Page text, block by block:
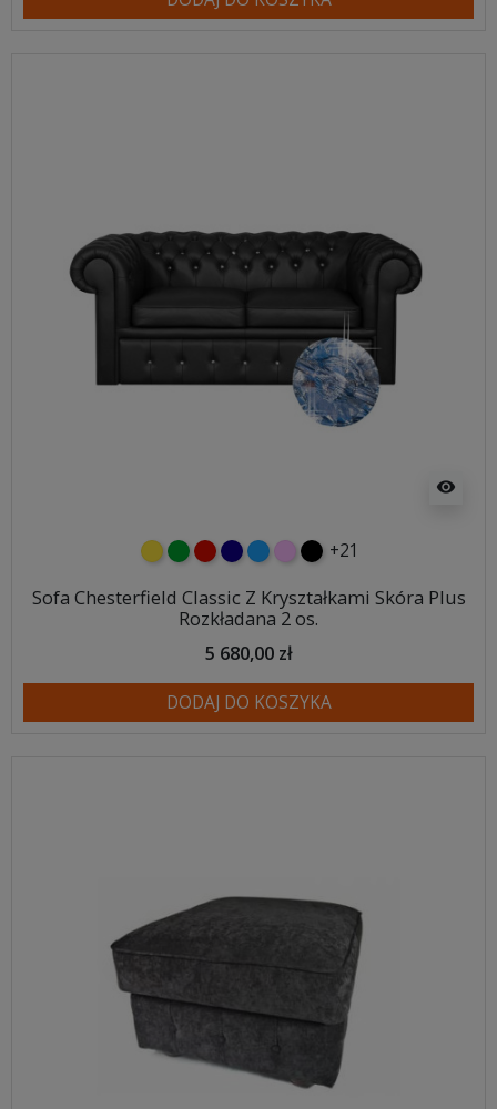
visibility
żółtyzielonyczerwony
granatowy
niebieski
różowy
czarny
+21
Sofa Chesterfield Classic Z Kryształkami Skóra Plus
Rozkładana 2 os.
5 680,00 zł
DODAJ DO KOSZYKA